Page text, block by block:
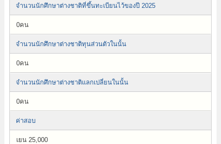
จำนวนนักศึกษาต่างชาติที่ขึ้นทะเบียนไว้ของปี 2025
0คน
จำนวนนักศึกษาต่างชาติทุนส่วนตัวในนั้น
0คน
จำนวนนักศึกษาต่างชาติแลกเปลี่ยนในนั้น
0คน
ค่าสอบ
เยน 25,000